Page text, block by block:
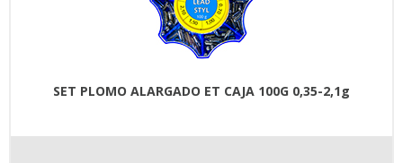
SET PLOMO ALARGADO ET CAJA 100G 0,35-2,1g